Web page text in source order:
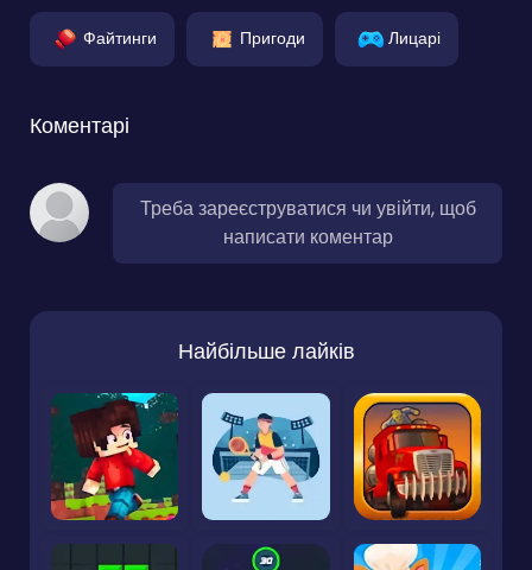
Файтинги Пригоди Лицарі
Коментарі
Треба зареєструватися чи увійти, щоб
написати коментар
Найбільше лайків